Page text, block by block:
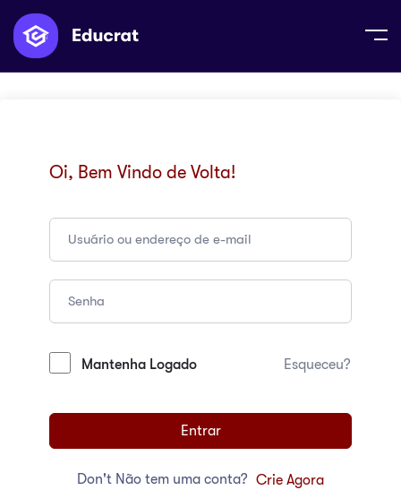
Oi, Bem Vindo de Volta!
Mantenha Logado Esqueceu?
Entrar
Don't Não tem uma conta? Crie Agora